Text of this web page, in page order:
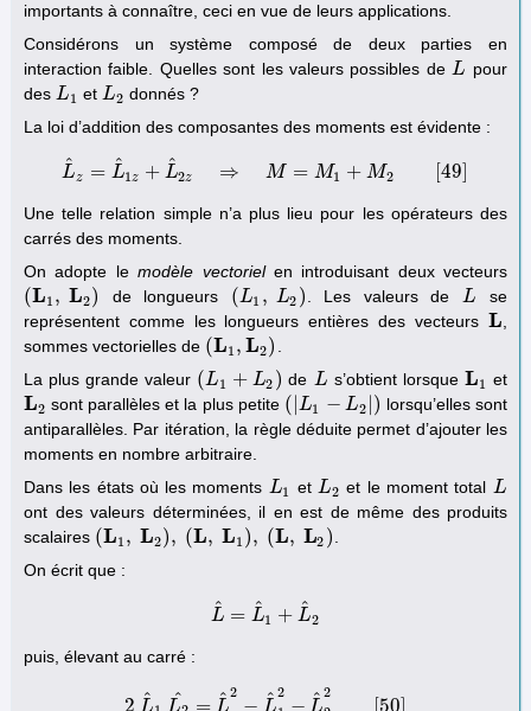
importants à connaître, ceci en vue de leurs applications.
Considérons un système composé de deux parties en
interaction faible. Quelles sont les valeurs possibles deL
L
pour
des L1
L1 et L2
L2 donnés ?
La loi d’addition des composantes des moments est évidente :
L
^z = L
^1z + L
^2z ⇒ M = M1 + M2 [49
L^ z=L^ +L^ ⇒M =M 1+M 2[49]
Une telle relation simple n’a plus lieu pour les opérateurs des
carrés des moments.
On adopte lemodèle vectorielen introduisant deux vecteurs
(L1 , L2)
(L1, L 2) de longueurs (L1 , L2 )
(L1, L 2) . Les valeurs deL
L
se
représentent comme les longueurs entières des vecteurs L
L ,
sommes vectorielles de (L1 , L2)
(L1, L 2)
.
La plus grande valeur (L1 + L2 )
(L1+ L2 ) de L
L s’obtient lorsqueL1
L1 et
L2
L2 sont parallèles et la plus petite ( L1 − L2 )
( L1− L2 |)
lorsqu’elles sont
antiparallèles. Par itération, la règle déduite permet d’ajouter les
moments en nombre arbitraire.
Dans les états où les moments L1
L1 etL2
L2 et le moment total L
L
ont des valeurs déterminées, il en est de même des produits
scalaires (L1 , L2), (L, L1 ), (L, L2 )
(L1, L 2), (L L1) (L, L )
.
On écrit que :
L
^ = L
^1 + L
^2
L ^= L^1 +L ^2
puis, élevant au carré :
2 L
^ L^ = L
^ 2
− L
^ 2
− L
^ 2
[50]
2 L^1 L2 ^= ^2 −L^ 12 −L^ ]